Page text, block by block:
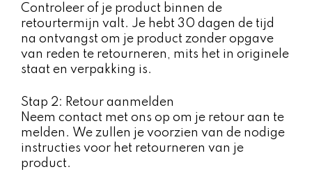
Controleer of je product binnen de
retourtermijn valt. Je hebt 30 dagen de tijd
na ontvangst om je product zonder opgave
van reden te retourneren, mits het in originele
staat en verpakking is.
Stap 2: Retour aanmelden
Neem contact met ons op om je retour aan te
melden. We zullen je voorzien van de nodige
instructies voor het retourneren van je
product.